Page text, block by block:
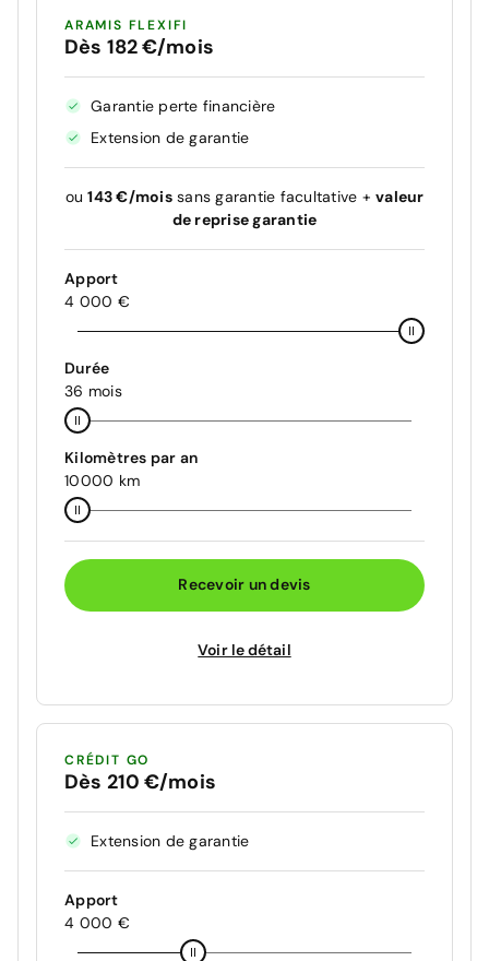
ARAMIS FLEXIFI
Dès 182 €/mois
Garantie perte financière
Extension de garantie
ou143 €/moissans garantie facultative + valeur
de reprise garantie
Apport
4 000 €
Durée
36 mois
Kilomètres par an
10000 km
Recevoir un devis
Voir le détail
CRÉDIT GO
Dès 210 €/mois
Extension de garantie
Apport
4 000 €